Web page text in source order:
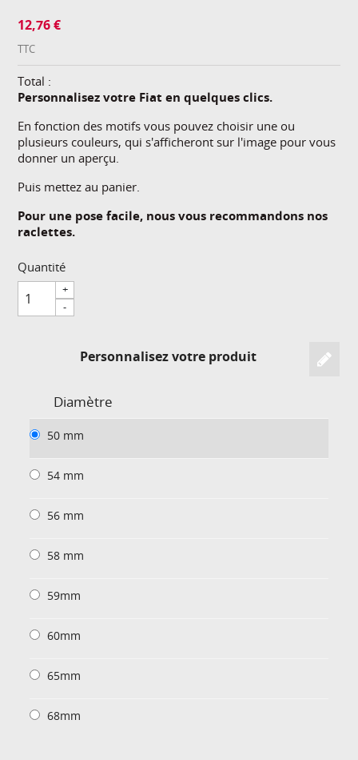
12,76 €
TTC
Total :
Personnalisez votre Fiat en quelques clics.
En fonction des motifs vous pouvez choisir une ou
plusieurs couleurs, qui s'afficheront sur l'image pour vous
donner un aperçu.
Puis mettez au panier.
Pour une pose facile, nous vous recommandons nos
raclettes.
Quantité
+
-
Personnalisez votre produit
Diamètre
50 mm
54 mm
56 mm
58 mm
59mm
60mm
65mm
68mm